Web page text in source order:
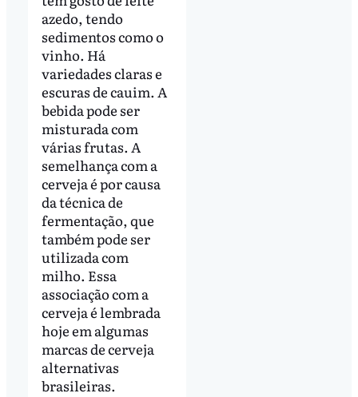
azedo, tendo
sedimentos como o
vinho. Há
variedades claras e
escuras de cauim. A
bebida pode ser
misturada com
várias frutas. A
semelhança com a
cerveja é por causa
da técnica de
fermentação, que
também pode ser
utilizada com
milho. Essa
associação com a
cerveja é lembrada
hoje em algumas
marcas de cerveja
alternativas
brasileiras.